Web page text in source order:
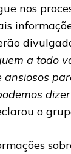
nos
a todo
ansiosos
o